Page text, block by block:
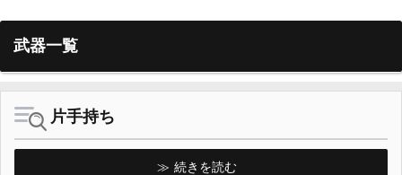
運営者プロフィール
武器一覧
片手持ち
続きを読む